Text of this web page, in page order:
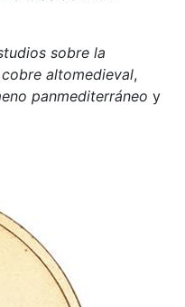
sobre la
altomedieval,
panmediterráneo y